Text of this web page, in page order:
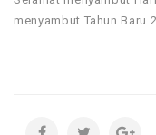
menyambut Tahun Baru